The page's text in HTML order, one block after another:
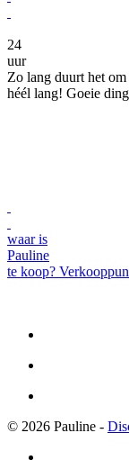
24
uur
Zo lang duurt het
héél lang! Goeie
waar is
Pauline
te koop?
© 2026 Pauline -